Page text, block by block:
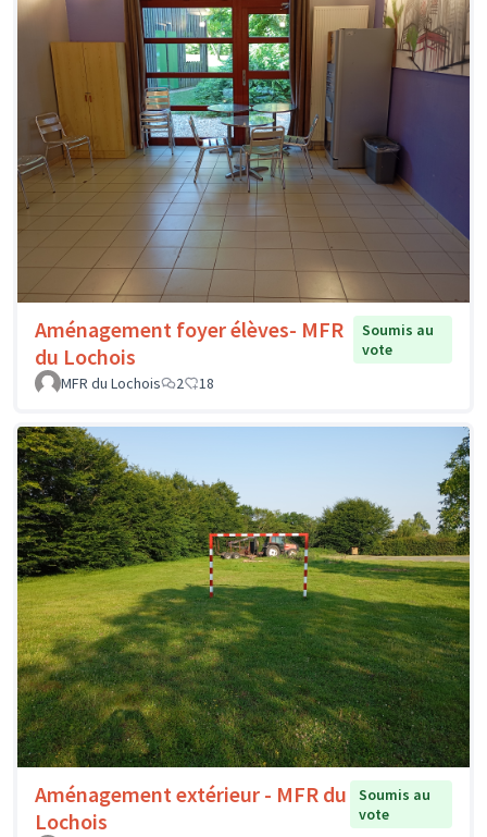
Aménagement foyer élèves- MFR
du Lochois
Soumis au
vote
MFR du Lochois
2 18
Aménagement extérieur - MFR du
Lochois
Soumis au
vote